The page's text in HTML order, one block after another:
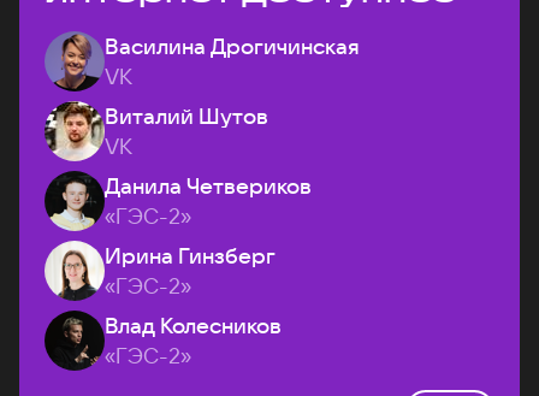
Василина Дрогичинская
VK
Виталий Шутов
VK
Данила Четвериков
«ГЭС-2»
Ирина Гинзберг
«ГЭС-2»
Влад Колесников
«ГЭС-2»